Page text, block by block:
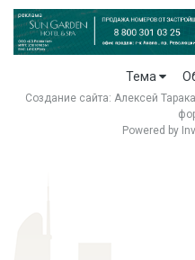
Тема
Создание сайта: Алексей
Powered by